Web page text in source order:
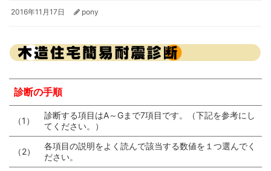
2016年11月17日 pony
診断の手順
（1）
診断する項目はA～Gまで7項目です。（下記を参考にし
てください。）
（2）
各項目の説明をよく読んで該当する数値を１つ選んでく
ださい。